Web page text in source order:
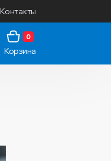
Контакты
0
Корзина